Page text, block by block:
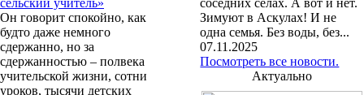
сельский учитель»
Он говорит спокойно, как
будто даже немного
сдержанно, но за
сдержанностью – полвека
учительской жизни, сотни
уроков, тысячи детских
соседних селах. А вот и нет.
Зимуют в Аскулах! И не
одна семья. Без воды, без...
07.11.2025
Посмотреть все новости.
Актуально